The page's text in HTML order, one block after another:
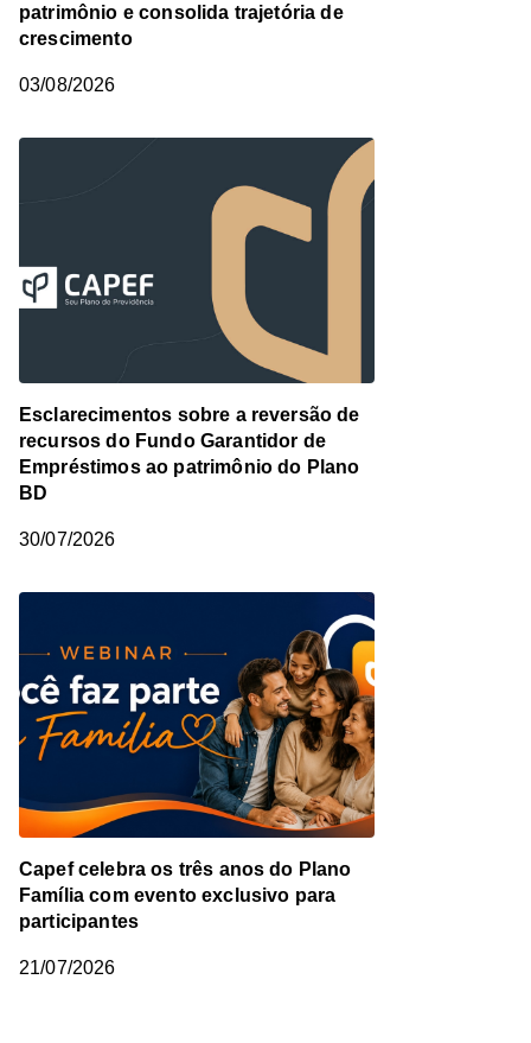
patrimônio e consolida trajetória de
crescimento
03/08/2026
Esclarecimentos sobre a reversão de
recursos do Fundo Garantidor de
Empréstimos ao patrimônio do Plano
BD
30/07/2026
Capef celebra os três anos do Plano
Família com evento exclusivo para
participantes
21/07/2026